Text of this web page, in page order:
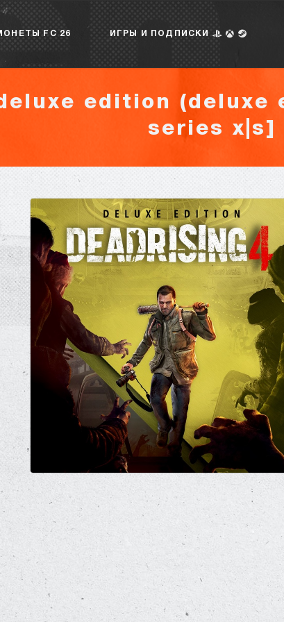
FC 26 ИГРЫ И ПОДПИСКИ
edition (deluxe
series x|s]